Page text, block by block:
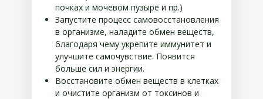
почках и мочевом пузыре и пр.)
Запустите процесс самовосстановления
в организме, наладите обмен веществ,
благодаря чему укрепите иммунитет и
улучшите самочувствие. Появится
больше сил и энергии.
Восстановите обмен веществ в клетках
и очистите организм от токсинов и